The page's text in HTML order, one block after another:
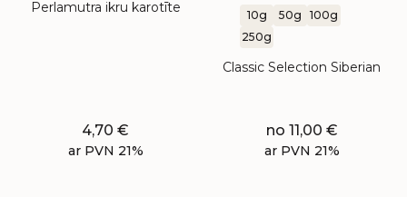
Perlamutra ikru karotīte
4,70 €
ar PVN 21%
10g 50g
100g
250g
Classic Selection Siberian
no 11,00 €
ar PVN 21%